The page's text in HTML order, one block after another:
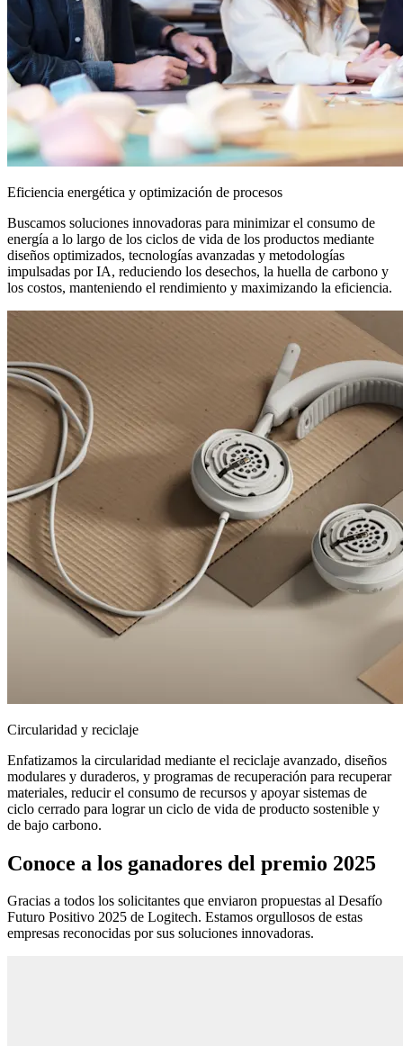
Eficiencia energética y optimización de procesos
Buscamos soluciones innovadoras para minimizar el consumo de
energía a lo largo de los ciclos de vida de los productos mediante
diseños optimizados, tecnologías avanzadas y metodologías
impulsadas por IA, reduciendo los desechos, la huella de carbono y
los costos, manteniendo el rendimiento y maximizando la eficiencia.
Circularidad y reciclaje
Enfatizamos la circularidad mediante el reciclaje avanzado, diseños
modulares y duraderos, y programas de recuperación para recuperar
materiales, reducir el consumo de recursos y apoyar sistemas de
ciclo cerrado para lograr un ciclo de vida de producto sostenible y
de bajo carbono.
Conoce a los ganadores del premio 2025
Gracias a todos los solicitantes que enviaron propuestas al Desafío
Futuro Positivo 2025 de Logitech. Estamos orgullosos de estas
empresas reconocidas por sus soluciones innovadoras.